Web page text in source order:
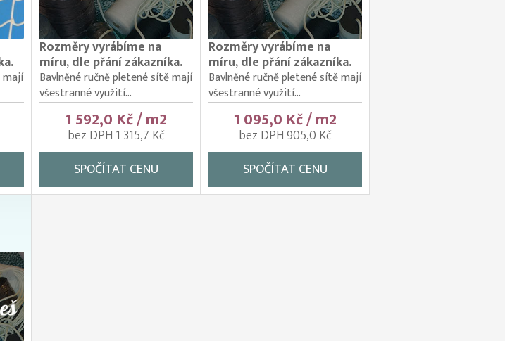
mají
Rozměry vyrábíme na
míru, dle přání zákazníka.
Bavlněné ručně pletené sítě mají
všestranné využití...
1 592,0 Kč / m2
bez DPH 1 315,7 Kč
SPOČÍTAT CENU
Rozměry vyrábíme na
míru, dle přání zákazníka.
Bavlněné ručně pletené sítě mají
všestranné využití...
1 095,0 Kč / m2
bez DPH 905,0 Kč
SPOČÍTAT CENU